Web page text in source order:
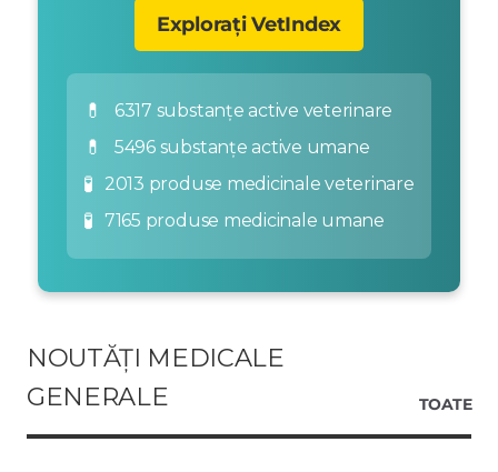
Explorați VetIndex
💊 6317 substanțe active veterinare
💊 5496 substanțe active umane
🧪 2013 produse medicinale veterinare
🧪 7165 produse medicinale umane
NOUTĂȚI MEDICALE
GENERALE
TOATE